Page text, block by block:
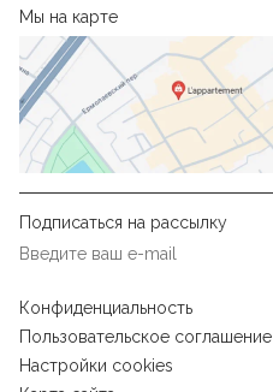
Мы на карте
Подписаться на рассылку
Конфиденциальность
Пользовательское соглашение
Настройки cookies